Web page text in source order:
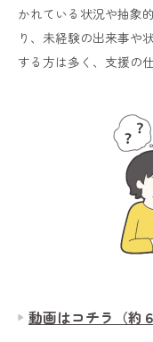
かれている状況や抽象
り、未経験の出来事や
する方は多く、支援の
動画はコチラ（約